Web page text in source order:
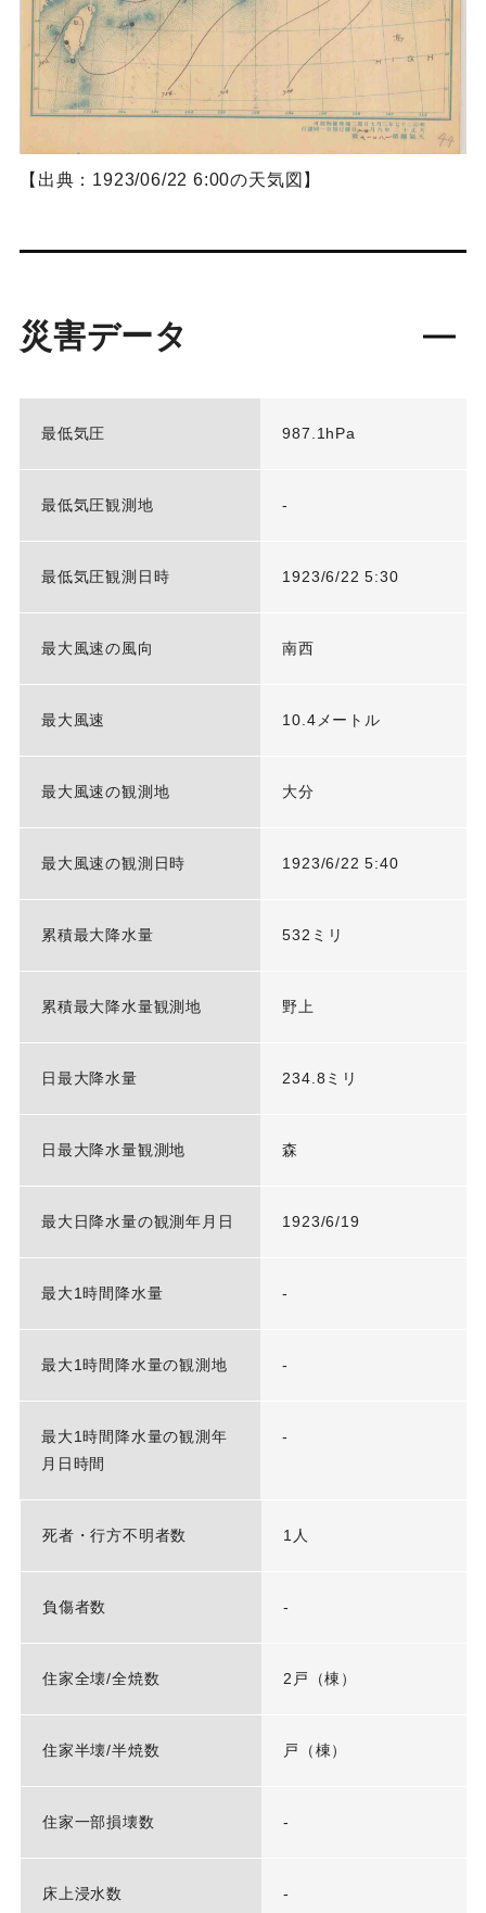
【出典：1923/06/22 6:00の天気図】
災害データ
最低気圧 987.1hPa
最低気圧観測地 -
最低気圧観測日時 1923/6/22 5:30
最大風速の風向 南西
最大風速 10.4メートル
最大風速の観測地 大分
最大風速の観測日時 1923/6/22 5:40
累積最大降水量 532ミリ
累積最大降水量観測地 野上
日最大降水量 234.8ミリ
日最大降水量観測地 森
最大日降水量の観測年月日 1923/6/19
最大1時間降水量 -
最大1時間降水量の観測地 -
最大1時間降水量の観測年
月日時間
-
死者・行方不明者数 1人
負傷者数 -
住家全壊/全焼数 2戸（棟）
住家半壊/半焼数 戸（棟）
住家一部損壊数 -
床上浸水数 -